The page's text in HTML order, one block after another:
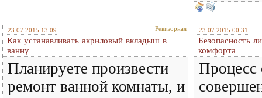
23.07.2015 13:09 Ревизорная
Как устанавливать акриловый вкладыш в
ванну
Планируете произвести
ремонт ванной комнаты, и
23.07.2015 00:31
Безопасность
комфорта
Процесс